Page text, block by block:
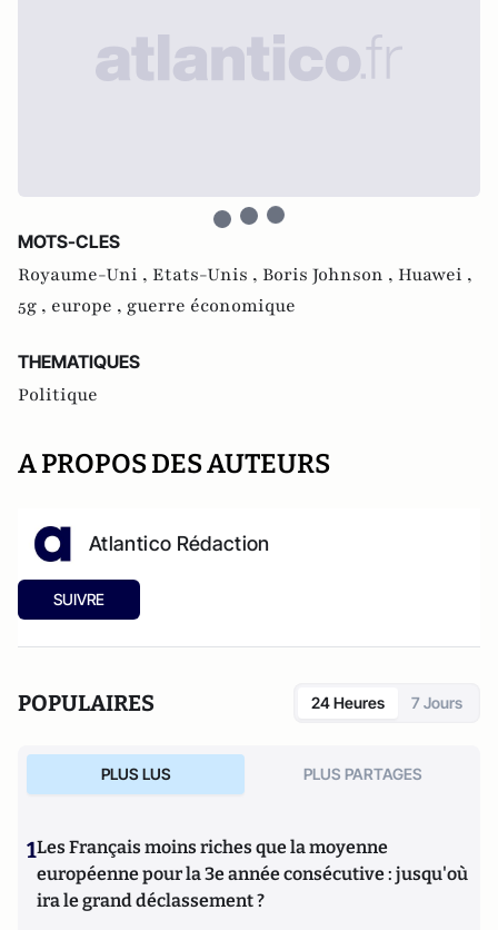
MOTS-CLES
Royaume-Uni , Etats-Unis , Boris Johnson , Huawei ,
5g , europe , guerre économique
THEMATIQUES
Politique
A PROPOS DES AUTEURS
Atlantico Rédaction
SUIVRE
POPULAIRES 24 Heures 7 Jours
PLUS LUS PLUS PARTAGES
1Les Français moins riches que la moyenne
européenne pour la 3e année consécutive : jusqu'où
ira le grand déclassement ?